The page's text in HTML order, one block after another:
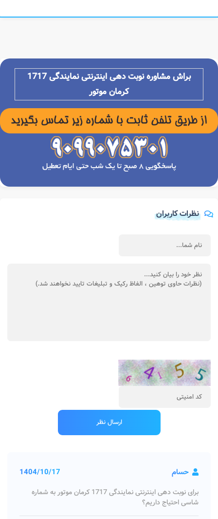
براش مشاوره
نوبت دهی اینترنتی نمایندگی 1717
کرمان موتور
نظرات کاربران
حسام 1404/10/17
برای نوبت دهی اینترنتی نمایندگی 1717 کرمان موتور به شماره
شاسی احتیاج داریم؟